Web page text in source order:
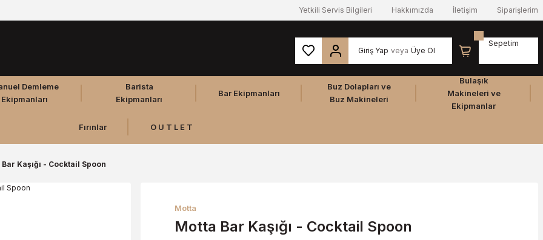
Yetkili Servis Bilgileri Hakkımızda İletişim Siparişlerim
Giriş Yap veya Üye Ol
Sepetim
Demleme
Ekipmanları
Barista
Ekipmanları
Bar Ekipmanları
Buz Dolapları ve
Buz Makineleri
Bulaşık
Makineleri ve
Ekipmanlar
Fırınlar O U T L E T
Kaşığı - Cocktail Spoon
Motta
Motta Bar Kaşığı - Cocktail Spoon